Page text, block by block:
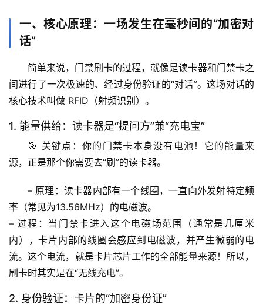
一、核心原理：一场发生在毫秒间的“加密对
话”
简单来说，门禁刷卡的过程，就像是读卡器和门禁卡之
间进行了一次极速的、经过身份验证的“对话”。这场对话的
核心技术叫做 RFID（射频识别） 。
1. 能量供给：读卡器是“提问方”兼“充电宝”
🎯 关键点 ：你的门禁卡本身没有电池！它的能量来
源，正是那个你需要去“刷”的读卡器。
– 原理 ：读卡器内部有一个线圈，一直向外发射特定频
率（常见为13.56MHz）的电磁波。
– 过程 ：当门禁卡进入这个电磁场范围（通常是几厘米
内），卡片内部的线圈会感应到电磁波，并产生微弱的电
流。这个电流，就是卡片芯片工作的全部能量来源！所以，
刷卡时其实是在“无线充电”。
2. 身份验证：卡片的“加密身份证”